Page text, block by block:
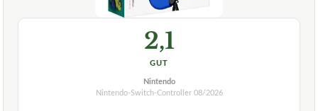
2,1
GUT
Nintendo
Nintendo-Switch-Controller 08/2026